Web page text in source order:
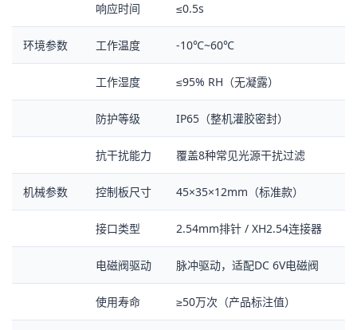
响应时间 ≤0.5s
环境参数 工作温度 -10℃~60℃
工作湿度 ≤95% RH（无凝露）
防护等级 IP65（整机灌胶密封）
抗干扰能力 覆盖8种常见光源干扰过滤
机械参数 控制板尺寸 45×35×12mm（标准款）
接口类型 2.54mm排针 / XH2.54连接器
电磁阀驱动 脉冲驱动，适配DC 6V电磁阀
使用寿命 ≥50万次（产品标注值）